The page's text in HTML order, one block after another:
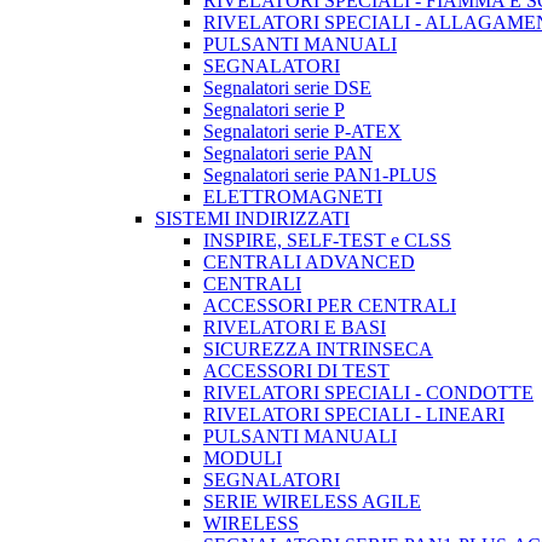
RIVELATORI SPECIALI -
PULSANTI MANUALI
SEGNALATORI
Segnalatori serie DSE
Segnalatori serie P
Segnalatori serie P-ATEX
Segnalatori serie PAN
Segnalatori serie PAN1-PLUS
ELETTROMAGNETI
SISTEMI INDIRIZZATI
INSPIRE, SELF-TEST e CLSS
CENTRALI ADVANCED
CENTRALI
ACCESSORI PER CENTRALI
RIVELATORI E BASI
SICUREZZA INTRINSECA
ACCESSORI DI TEST
RIVELATORI SPECIALI - CONDOTTE
RIVELATORI SPECIALI - LINEARI
PULSANTI MANUALI
MODULI
SEGNALATORI
SERIE WIRELESS AGILE
WIRELESS